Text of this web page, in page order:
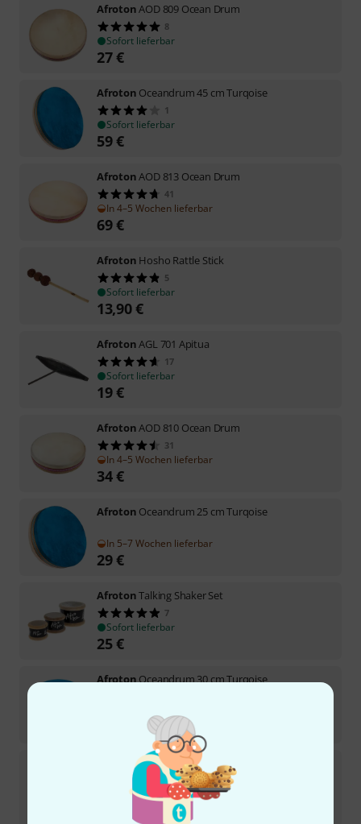
AfrotonAOD 809 Ocean Drum
8
Sofort lieferbar
27€
Afroton Oceandrum 45 cm Turqoise
1
Sofort lieferbar
59€
AfrotonAOD 813 Ocean Drum
41
In 4–5 Wochen lieferbar
69€
Afroton Hosho Rattle Stick
5
Sofort lieferbar
13,90€
AfrotonAGL 701 Apitua
17
Sofort lieferbar
19€
AfrotonAOD 810 Ocean Drum
31
In 4–5 Wochen lieferbar
34€
Afroton Oceandrum 25 cm Turqoise
In 5–7 Wochen lieferbar
29€
AfrotonTalking Shaker Set
7
Sofort lieferbar
25€
Afroton Oceandrum 30 cm Turqoise
AfrotonAOD 814 Ocean Drum
15
In 4–5 Wochen lieferbar